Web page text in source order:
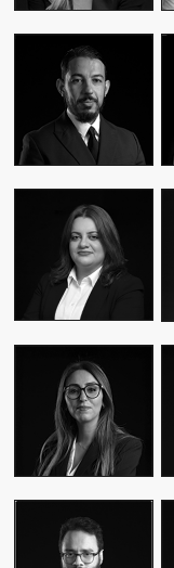
FATIME ZOHRA
OUTAGHANI
CEO & FOUNDER
WASSIM KASSARI
CHIEF FINANCIAL
OFFICER
MOUNA EL AZIM
DIRECTOR OF
OPERATIONS
MEKHTOUME
PMO CHANGE &